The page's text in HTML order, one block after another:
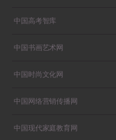
中国高考智库
中国书画艺术网
中国时尚文化网
中国网络营销传播网
中国现代家庭教育网